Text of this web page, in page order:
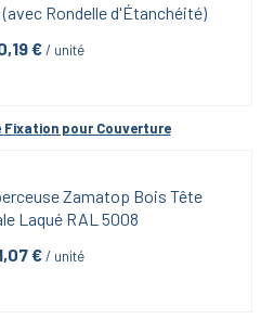
Rondelle d'Étanchéité)
€ / unité
Fixation pour Couverture
Zamatop Bois Tête
Laqué RAL 5008
€ / unité